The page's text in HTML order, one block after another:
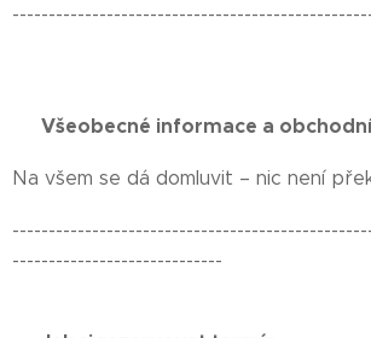
📌 Všeobecné informace a
Na všem se dá domluvit – nic není
-----------------------------